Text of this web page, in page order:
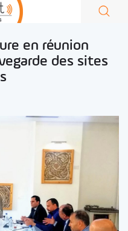
en réunion
des sites